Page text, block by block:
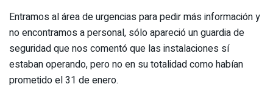
Entramos al área de urgencias para pedir más información y
no encontramos a personal, sólo apareció un guardia de
seguridad que nos comentó que las instalaciones sí
estaban operando, pero no en su totalidad como habían
prometido el 31 de enero.